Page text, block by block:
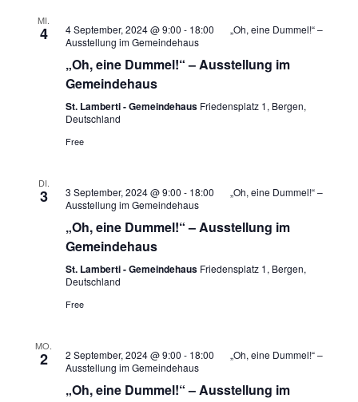
MI.
4 4 September, 2024 @ 9:00 - 18:00
„Oh, eine Dummel!“ –
Ausstellung im Gemeindehaus
„Oh, eine Dummel!“ – Ausstellung im
Gemeindehaus
St. Lamberti - Gemeindehaus Friedensplatz 1, Bergen,
Deutschland
Free
DI.
3 3 September, 2024 @ 9:00 - 18:00
„Oh, eine Dummel!“ –
Ausstellung im Gemeindehaus
„Oh, eine Dummel!“ – Ausstellung im
Gemeindehaus
St. Lamberti - Gemeindehaus Friedensplatz 1, Bergen,
Deutschland
Free
MO.
2 2 September, 2024 @ 9:00 - 18:00
„Oh, eine Dummel!“ –
Ausstellung im Gemeindehaus
„Oh, eine Dummel!“ – Ausstellung im